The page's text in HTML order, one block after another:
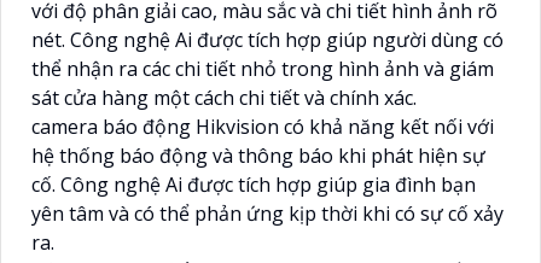
với độ phân giải cao, màu sắc và chi tiết hình ảnh rõ
nét. Công nghệ Ai được tích hợp giúp người dùng có
thể nhận ra các chi tiết nhỏ trong hình ảnh và giám
sát cửa hàng một cách chi tiết và chính xác.
camera báo động Hikvision có khả năng kết nối với
hệ thống báo động và thông báo khi phát hiện sự
cố. Công nghệ Ai được tích hợp giúp gia đình bạn
yên tâm và có thể phản ứng kịp thời khi có sự cố xảy
ra.